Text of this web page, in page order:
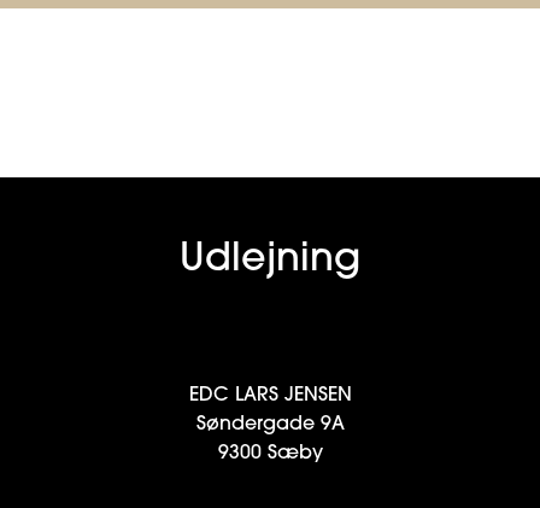
Udlejning
EDC LARS JENSEN
Søndergade 9A
9300 Sæby